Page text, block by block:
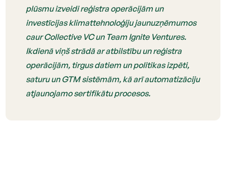
plūsmu izveidi reģistra operācijām un
investīcijas klimattehnoloģiju jaunuzņēmumos
caur Collective VC un Team Ignite Ventures.
Ikdienā viņš strādā ar atbilstību un reģistra
operācijām, tirgus datiem un politikas izpēti,
saturu un GTM sistēmām, kā arī automatizāciju
atjaunojamo sertifikātu procesos.